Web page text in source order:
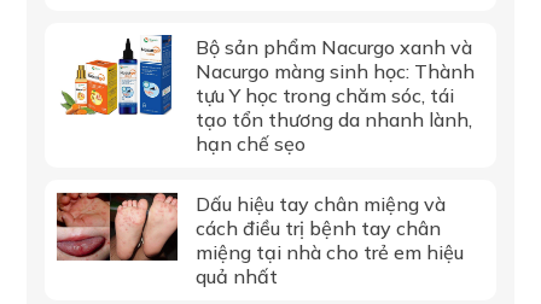
Bộ sản phẩm Nacurgo xanh và
Nacurgo màng sinh học: Thành
tựu Y học trong chăm sóc, tái
tạo tổn thương da nhanh lành,
hạn chế sẹo
Dấu hiệu tay chân miệng và
cách điều trị bệnh tay chân
miệng tại nhà cho trẻ em hiệu
quả nhất